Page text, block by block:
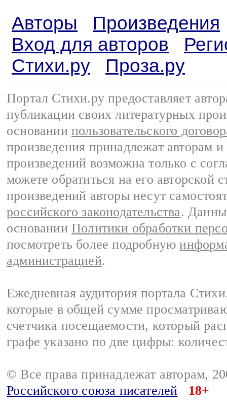
Авторы
Произведения
Вход для авторов
Стихи.ру
Проза.ру
Портал Стихи.ру предоставляет
публикации своих литературных
основании пользовательского
произведения принадлежат авторам
произведений возможна только с
можете обратиться на его авторской
произведений авторы несут
российского законодательства.
основании Политики обработки
посмотреть более подробную
администрацией.
Ежедневная аудитория портала
которые в общей сумме
счетчика посещаемости, который
графе указано по две цифры:
© Все права принадлежат авторам,
Российского союза писателей
18+